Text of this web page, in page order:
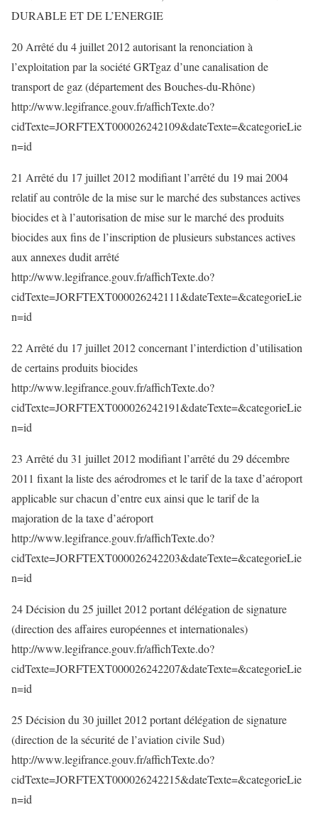
DURABLE ET DE L’ENERGIE
20 Arrêté du 4 juillet 2012 autorisant la renonciation à
l’exploitation par la société GRTgaz d’une canalisation de
transport de gaz (département des Bouches-du-Rhône)
http://www.legifrance.gouv.fr/affichTexte.do?
cidTexte=JORFTEXT000026242109&dateTexte=&categorieLie
n=id
21 Arrêté du 17 juillet 2012 modifiant l’arrêté du 19 mai 2004
relatif au contrôle de la mise sur le marché des substances actives
biocides et à l’autorisation de mise sur le marché des produits
biocides aux fins de l’inscription de plusieurs substances actives
aux annexes dudit arrêté
http://www.legifrance.gouv.fr/affichTexte.do?
cidTexte=JORFTEXT000026242111&dateTexte=&categorieLie
n=id
22 Arrêté du 17 juillet 2012 concernant l’interdiction d’utilisation
de certains produits biocides
http://www.legifrance.gouv.fr/affichTexte.do?
cidTexte=JORFTEXT000026242191&dateTexte=&categorieLie
n=id
23 Arrêté du 31 juillet 2012 modifiant l’arrêté du 29 décembre
2011 fixant la liste des aérodromes et le tarif de la taxe d’aéroport
applicable sur chacun d’entre eux ainsi que le tarif de la
majoration de la taxe d’aéroport
http://www.legifrance.gouv.fr/affichTexte.do?
cidTexte=JORFTEXT000026242203&dateTexte=&categorieLie
n=id
24 Décision du 25 juillet 2012 portant délégation de signature
(direction des affaires européennes et internationales)
http://www.legifrance.gouv.fr/affichTexte.do?
cidTexte=JORFTEXT000026242207&dateTexte=&categorieLie
n=id
25 Décision du 30 juillet 2012 portant délégation de signature
(direction de la sécurité de l’aviation civile Sud)
http://www.legifrance.gouv.fr/affichTexte.do?
cidTexte=JORFTEXT000026242215&dateTexte=&categorieLie
n=id